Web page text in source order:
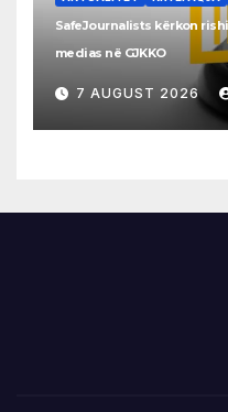
SafeJournalists kërkon
medias në GJKKO
7 AUGUST 2026